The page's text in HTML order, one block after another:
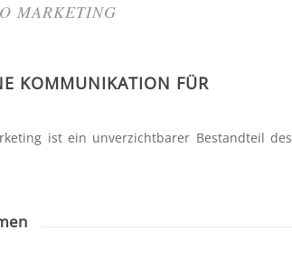
MARKETING
KOMMUNIKATION FÜR
ist ein unverzichtbarer Bestandteil des